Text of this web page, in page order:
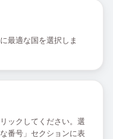
最適な国を選択しま
ックしてください。選
番号」セクションに表